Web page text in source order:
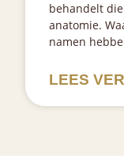
behandelt
anatomie.
namen
LEES